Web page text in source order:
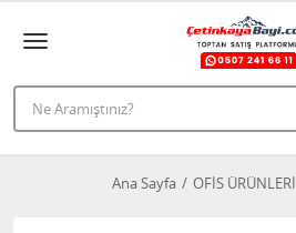
Ana Sayfa OFİS ÜRÜNLERİ